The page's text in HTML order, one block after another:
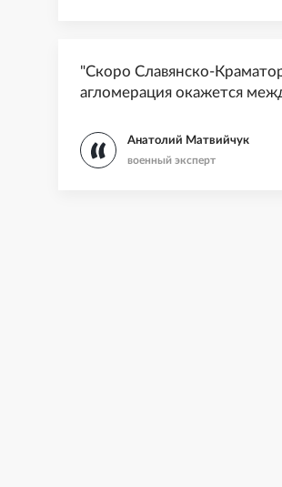
"Скоро Славянско-
агломерация окажется
Анатолий Матвийчук
военный эксперт